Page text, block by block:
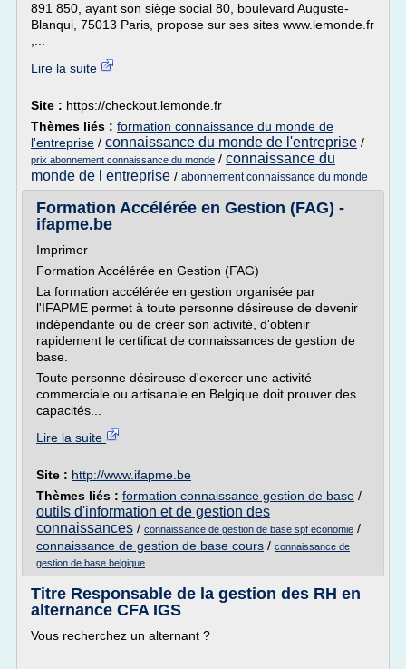
891 850, ayant son siège social 80, boulevard Auguste-
Blanqui, 75013 Paris, propose sur ses sites www.lemonde.fr
Lire la suite
Site : https://checkout.lemonde.fr
Thèmes liés : formation connaissance du monde de
l'entreprise / connaissance du monde de l'entreprise /
prix abonnement connaissance du monde / connaissance du
monde de l entreprise / abonnement connaissance du monde
Formation Accélérée en Gestion (FAG) -
ifapme.be
Imprimer
Formation Accélérée en Gestion (FAG)
La formation accélérée en gestion organisée par
l'IFAPME permet à toute personne désireuse de devenir
indépendante ou de créer son activité, d'obtenir
rapidement le certificat de connaissances de gestion de
base.
Toute personne désireuse d'exercer une activité
commerciale ou artisanale en Belgique doit prouver des
capacités...
Lire la suite
Site : http://www.ifapme.be
Thèmes liés : formation connaissance gestion de base /
outils d'information et de gestion des
connaissances / connaissance de gestion de base spf economie /
connaissance de gestion de base cours / connaissance de
gestion de base belgique
Titre Responsable de la gestion des RH en
alternance CFA IGS
Vous recherchez un alternant ?